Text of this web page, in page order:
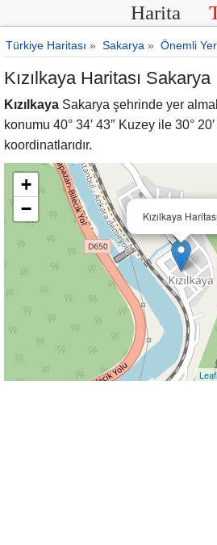
Harita
Türkiye Haritası » Sakarya » Önemli
Kızılkaya Haritası Sakarya
Kızılkaya Sakarya şehrinde yer
konumu 40° 34′ 43″ Kuzey ile 30°
koordinatlarıdır.
Kızılkaya Haritası
+
−